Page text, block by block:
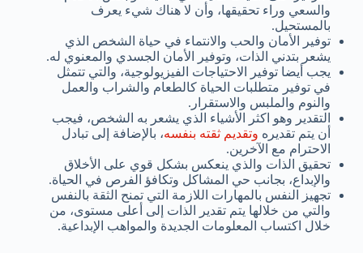
والسعي وراء تحقيقها، وأن لا هناك شيء يعرف
بالمستحيل.
توفير الأمان والحب والانتماء في حياة الشخص الذي
يشعر بتدني الذات، وتوفير الأمان الجسدي والمعنوي له.
يجب أيضا توفير الاحتياجات الفيزيولوجية، والتي تتمثل
في توفير متطلبات الحياة كالطعام والشراب والعمل
والنوم والملبس والاستقرار.
التقدير وهو اكثر الأشياء الذي يشعر به الشخص، فيجب
أن يتم تقديره وتقديم ثقته بنفسه، بالإضافة إلى تبادل
الاحترام مع الآخرين.
تحقيق الذات والذي ينعكس بشكل قوي على الأخلاق
والإبداع، بجانب حي المشاكل وتكافؤ الفرص في الحياة.
تجهيز النفس بالمهارات اللازمة التي تمنح الثقة بالنفس
والتي من خلالها يتم تقدير الذات إلى أعلى مستوى، من
خلال اكتساب المعلومات الجديدة والمواهب الإبداعية.